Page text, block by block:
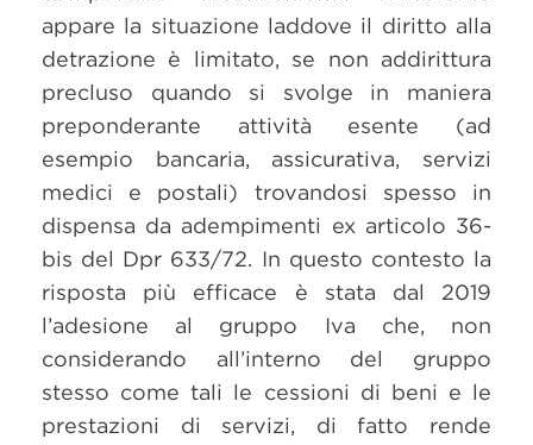
appare la situazione laddove il diritto alla
detrazione è limitato, se non addirittura
precluso quando si svolge in maniera
preponderante attività esente (ad
esempio bancaria, assicurativa, servizi
medici e postali) trovandosi spesso in
dispensa da adempimenti ex articolo 36-
bis del Dpr 633/72. In questo contesto la
risposta più efficace è stata dal 2019
l’adesione al gruppo Iva che, non
considerando all’interno del gruppo
stesso come tali le cessioni di beni e le
prestazioni di servizi, di fatto rende